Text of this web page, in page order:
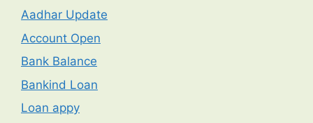
Aadhar Update
Account Open
Bank Balance
Bankind Loan
Loan appy